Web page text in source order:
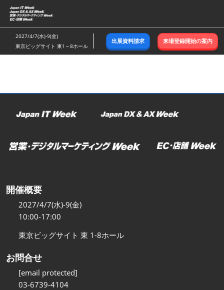
ス
キ
ッ
し
む
2027/4/7(水)-9(金)
東京ビッグサイト 東1～8ホール
出展資料請求 来場登録開始の案内
開催概要
2027/4/7(水)-9(金)
10:00-17:00
東京ビッグサイト 東 1-8ホール
お問合せ
[email protected]
03-6739-4104